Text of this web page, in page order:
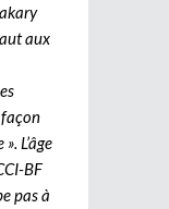
aux
façon
L’âge
BF
pas à